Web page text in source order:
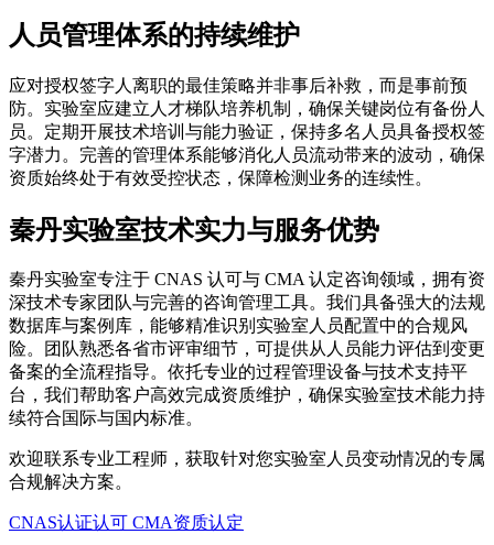
人员管理体系的持续维护
应对授权签字人离职的最佳策略并非事后补救，而是事前预
防。实验室应建立人才梯队培养机制，确保关键岗位有备份人
员。定期开展技术培训与能力验证，保持多名人员具备授权签
字潜力。完善的管理体系能够消化人员流动带来的波动，确保
资质始终处于有效受控状态，保障检测业务的连续性。
秦丹实验室技术实力与服务优势
秦丹实验室专注于 CNAS 认可与 CMA 认定咨询领域，拥有资
深技术专家团队与完善的咨询管理工具。我们具备强大的法规
数据库与案例库，能够精准识别实验室人员配置中的合规风
险。团队熟悉各省市评审细节，可提供从人员能力评估到变更
备案的全流程指导。依托专业的过程管理设备与技术支持平
台，我们帮助客户高效完成资质维护，确保实验室技术能力持
续符合国际与国内标准。
欢迎联系专业工程师，获取针对您实验室人员变动情况的专属
合规解决方案。
CNAS认证认可 CMA资质认定